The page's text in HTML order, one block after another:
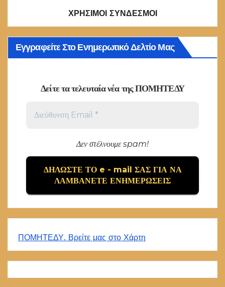
ΧΡΗΣΙΜΟΙ ΣΥΝΔΕΣΜΟΙ
Εγγραφείτε Στο Ενημερωτικό Δελτίο Μας
Δείτε τα τελευταία νέα της ΠΟΜΗΤΕΔΥ
Δεν στέλνουμε spam!
ΠΟΜΗΤΕΔΥ. Βρείτε μας στο Χάρτη